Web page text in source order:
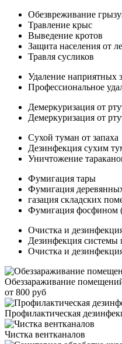
Обезвреживание
Травление крыс
Выведение кротов
Защита населения от
Травля сусликов
Удаление наприятных
Профессиональное
Демеркуризация от
Демеркуризация от
Сухой туман от запаха
Дезинфекция сухим
Уничтожение
Фумигация тары
Фумигация
газация складских
Фумигация фосфином
Очистка и
Дезинфекция системы
Очистка и
Обеззараживание
от 800 руб
Профилактическая
Чистка вентканалов